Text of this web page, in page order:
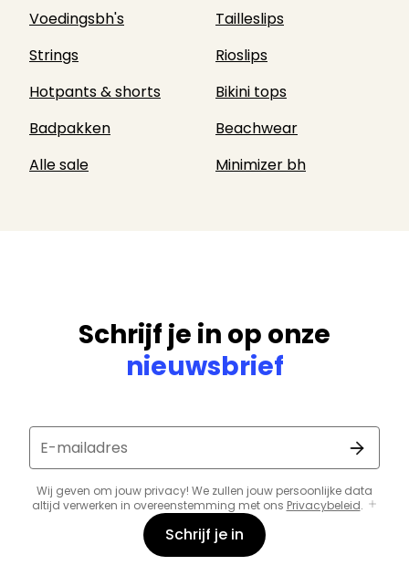
Voedingsbh's
Tailleslips
Strings
Rioslips
Hotpants & shorts
Bikini tops
Badpakken
Beachwear
Alle sale
Minimizer bh
Schrijf je in op onze
nieuwsbrief
E-mailadres
Wij geven om jouw privacy! We zullen jouw persoonlijke data
altijd verwerken in overeenstemming met ons Privacybeleid.
Schrijf je in